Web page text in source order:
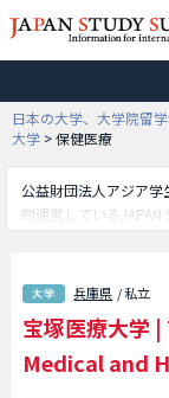
日本の大学、大学院留
大学 >保健医療
公益財団法人アジア
同運営している
観光学部等、学部別情
アクセスなど外国人留
さい。
兵庫県 / 私立
宝塚医療大学 |
Medical and